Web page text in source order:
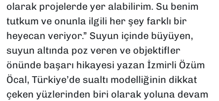
olarak projelerde yer alabilirim. Su benim
tutkum ve onunla ilgili her şey farklı bir
heyecan veriyor.” Suyun içinde büyüyen,
suyun altında poz veren ve objektifler
önünde başarı hikayesi yazan İzmirli Özüm
Öcal, Türkiye’de sualtı modelliğinin dikkat
çeken yüzlerinden biri olarak yoluna devam